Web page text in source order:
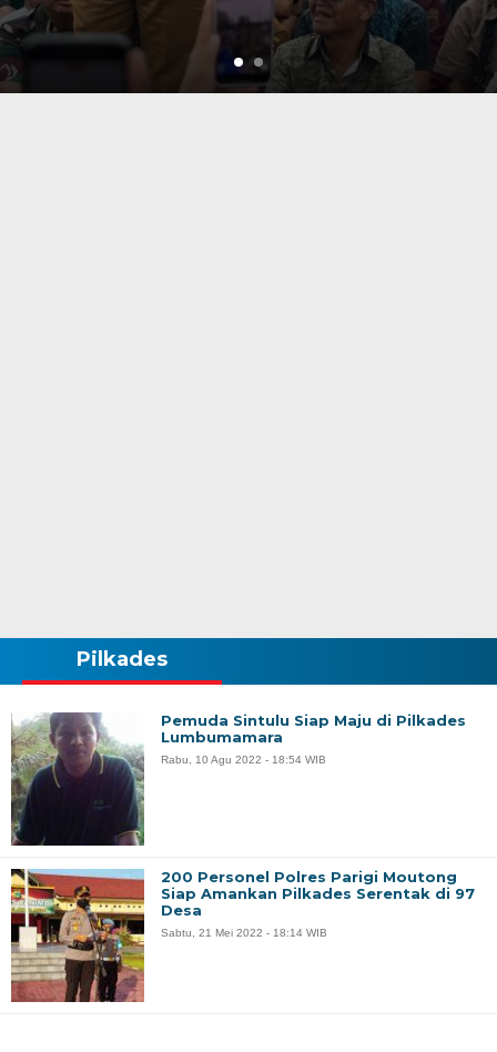
Pilkades
Pemuda Sintulu Siap Maju di Pilkades
Lumbumamara
Rabu, 10 Agu 2022 - 18:54 WIB
200 Personel Polres Parigi Moutong
Siap Amankan Pilkades Serentak di 97
Desa
Sabtu, 21 Mei 2022 - 18:14 WIB